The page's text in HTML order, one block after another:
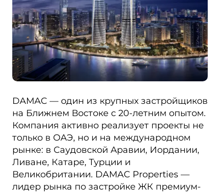
DAMAC — один из крупных застройщиков
на Ближнем Востоке с 20-летним опытом.
Компания активно реализует проекты не
только в ОАЭ, но и на международном
рынке: в Саудовской Аравии, Иордании,
Ливане, Катаре, Турции и
Великобритании. DAMAC Properties —
лидер рынка по застройке ЖК премиум-